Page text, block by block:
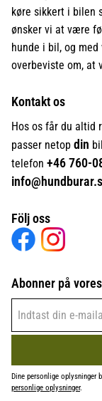
køre sikkert i bilen
ønsker vi at være
hunde i bil, og
overbeviste om, at
Kontakt os
Hos os får du altid
passer netop din
telefon +46760-
Följ oss
Abonner på
Dine personlige oplysninger
personlige oplysninger.